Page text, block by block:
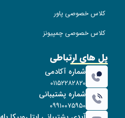
کلاس خصوصی پاور
کلاس خصوصی چمپیونز
پل های ارتباطی
شماره آکادمی
۰۱۱۵۲۲۸۲۸۲۰
شماره پشتیبانی
۰۹۹۱۰۰۷۵۹۵۰